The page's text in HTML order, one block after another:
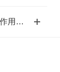
半导体温控装置Chiller的作用及原理